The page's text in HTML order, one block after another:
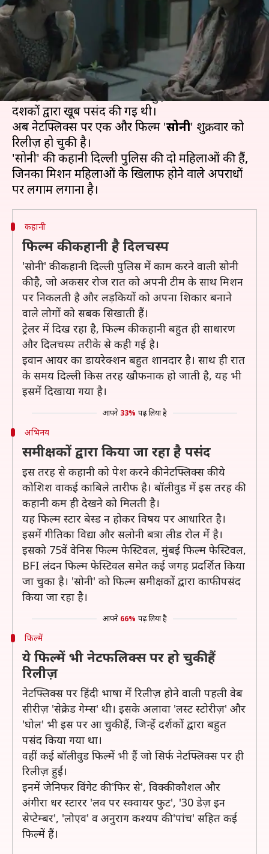
लेखन स्वाति पाण्डेय
क्या है खबर?
नेटफ्लिक्स पर कई सारी शानदार वेब सीरीज मौजूद हैं।
इसपर भारतीय कंटेट को भी खूब पसंद किया जाता है।
हाल ही में नेटफ्लिक्स पर रिलीज़ हुई 'सेक्रेड गेम्स' को
दर्शकों द्वारा खूब पसंद की गई थी।
अब नेटफ्लिक्स पर एक और फिल्म 'सोनी' शुक्रवार को
रिलीज़ हो चुकी है।
'सोनी' की कहानी दिल्ली पुलिस की दो महिलाओं की हैं,
जिनका मिशन महिलाओं के खिलाफ होने वाले अपराधों
कहानी
फिल्म की कहानी है दिलचस्प
'सोनी' की कहानी दिल्ली पुलिस में काम करने वाली सोनी
की है, जो अकसर रोज रात को अपनी टीम के साथ मिशन
पर निकलती है और लड़कियों को अपना शिकार बनाने
वाले लोगों को सबक सिखाती हैं।
ट्रेलर में दिख रहा है, फिल्म की कहानी बहुत ही साधारण
और दिलचस्प तरीके से कही गई है।
इवान आयर का डायरेक्शन बहुत शानदार है। साथ ही रात
के समय दिल्ली किस तरह खौफनाक हो जाती है, यह भी
इसमें दिखाया गया है।
आपने 33% पढ़ लिया है
अभिनय
समीक्षकों द्वारा किया जा रहा है पसंद
इस तरह से कहानी को पेश करने की नेटफ्लिक्स की ये
कोशिश वाकई काबिले तारीफ है। बॉलीवुड में इस तरह की
कहानी कम ही देखने को मिलती है।
यह फिल्म स्टार बेस्ड न होकर विषय पर आधारित है।
इसमें गीतिका विद्या और सलोनी बत्रा लीड रोल में है।
इसको 75वें वेनिस फिल्म फेस्टिवल, मुंबई फिल्म फेस्टिवल,
BFI लंदन फिल्म फेस्टिवल समेत कई जगह प्रदर्शित किया
जा चुका है। 'सोनी' को फिल्म समीक्षकों द्वारा काफी पसंद
किया जा रहा है।
आपने 66% पढ़ लिया है
फिल्में
ये फिल्में भी नेटफलिक्स पर हो चुकी हैं
रिलीज़
नेटफ्लिक्स पर हिंदी भाषा में रिलीज़ होने वाली पहली वेब
सीरीज़ 'सेक्रेड गेम्स' थी। इसके अलावा 'लस्ट स्टोरीज़' और
'घोल' भी इस पर आ चुकी हैं, जिन्हें दर्शकों द्वारा बहुत
पसंद किया गया था।
वहीं कई बॉलीवुड फिल्में भी हैं जो सिर्फ नेटफ्लिक्स पर ही
रिलीज़ हुईं।
इनमें जेनिफर विंगेट की 'फिर से', विक्की कौशल और
अंगीरा धर स्टारर 'लव पर स्क्वायर फुट', '30 डेज़ इन
सेप्टेम्बर', 'लोएव' व अनुराग कश्यप की 'पांच' सहित कई
फिल्में हैं।